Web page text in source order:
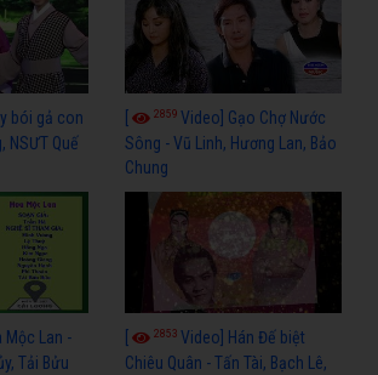
bói gả con
NSƯT Quế
2859 Video] Gạo Chợ Nước
Sông - Vũ Linh, Hương Lan, Bảo
Chung
Mộc Lan -
Tải Bửu
2853 Video] Hán Đế biệt
Chiêu Quân - Tấn Tài, Bạch Lê,